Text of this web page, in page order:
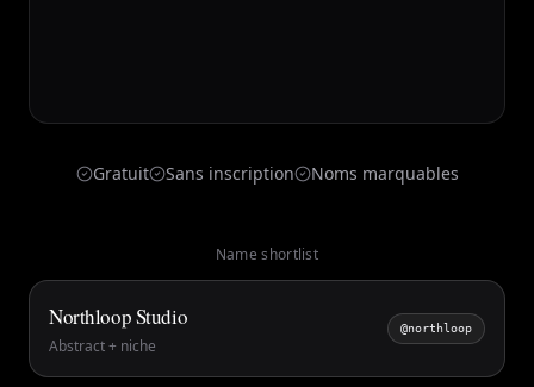
Gratuit Sans inscription Noms marquables
Name shortlist
Northloop Studio
Abstract + niche
@northloop